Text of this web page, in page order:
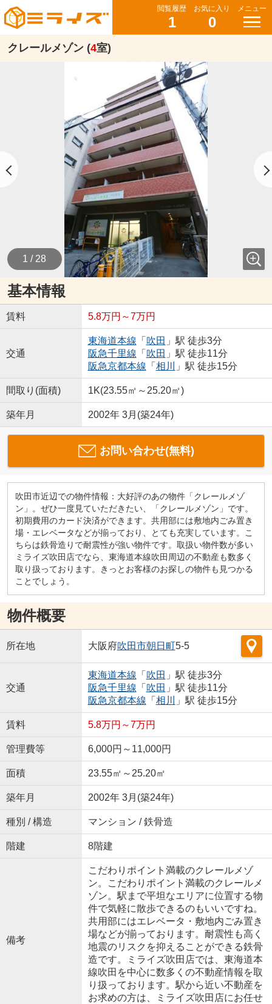
閲覧履歴
1
お気に入り
0
メニュー
クレールメゾン (4室)
1 / 28
基本情報
賃料 5.8万円～7万円
交通
東海道本線 「 吹田 」駅 徒歩3分
阪急千里線 「 吹田 」駅 徒歩11分
阪急京都本線 「 相川 」駅 徒歩15分
間取り(面積) 1K(23.55㎡～25.20㎡)
築年月 2002年 3月(築24年)
お問い合わせ(無料)
吹田市近辺での物件情報：大好評のあの物件「クレールメゾ
ン」。ぜひ一度見ていただきたい、「クレールメゾン」です。
初期費用のカード決済ができます。共用部には敷地内ごみ置き
場・エレベータなどが揃っており、とても充実しています。こ
ちらは鉄骨造りで耐震性が強い物件です。取扱い物件数が多い
ミライズ吹田店でなら、東海道本線吹田周辺の不動産も数多く
取り扱っております。きっとお客様のお探しの物件も見つかる
ことでしょう。
物件概要
所在地 大阪府吹田市朝日町5-5
交通
東海道本線 「 吹田 」駅 徒歩3分
阪急千里線 「 吹田 」駅 徒歩11分
阪急京都本線 「 相川 」駅 徒歩15分
賃料 5.8万円～7万円
管理費等 6,000円～11,000円
面積 23.55㎡～25.20㎡
築年月 2002年 3月(築24年)
種別 / 構造 マンション / 鉄骨造
階建 8階建
備考
こだわりポイント満載のクレールメゾ
ン。こだわりポイント満載のクレールメ
ゾン。駅まで平坦なエリアに位置する物
件で気軽に散歩できるのもいいですね。
共用部にはエレベータ・敷地内ごみ置き
場などが揃っております。耐震性も高く
地震のリスクを抑えることができる鉄骨
造です。ミライズ吹田店では、東海道本
線吹田を中心に数多くの不動産情報を取
り扱っております。駅から近い不動産を
お求めの方は、ミライズ吹田店にお任せ